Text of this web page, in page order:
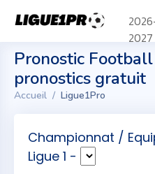
Pronostic
pronostics gratuit
Accueil Ligue1Pro
2027
Championnat /
Ligue 1 -